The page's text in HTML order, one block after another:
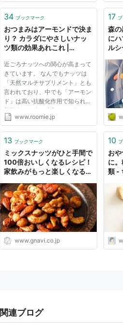
34 ブックマーク
おつまみはアーモンドで決ま
り？ カラダにやさしいナッ
ツ類の効果あれこれ |
近ごろナッツへの関心が高まって
きています。 なんでもナッツは
「天然マルチサプリメント」とも
言われており、中でも「アーモン
ド」は高い抗酸化作用で知られ、
美肌作りの強い味方として知られ
ています。 その他にもアーモン
ドの美容効果 食物繊維：お通じ
レ...
www.roomie.jp
17
森
に
ル
リー
13 ブックマーク
ミックスナッツがひと手間で
100倍おいしくなるレシピ！
家飲みがもっと楽しくなる絶
dressing（ドレッシング）
www.gnavi.co.jp
10
お
に
類 -
関連ブログ